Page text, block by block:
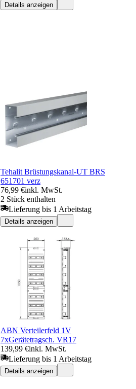
Details anzeigen
Tehalit Brüstungskanal-UT BRS
651701 verz
76,99 €inkl. MwSt.
2 Stück enthalten
Lieferung bis 1 Arbeitstag
Details anzeigen
ABN Verteilerfeld 1V
7xGerätetragsch. VR17
139,99 €inkl. MwSt.
Lieferung bis 1 Arbeitstag
Details anzeigen